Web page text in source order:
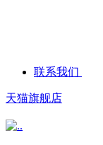
联系我们
天猫旗舰店